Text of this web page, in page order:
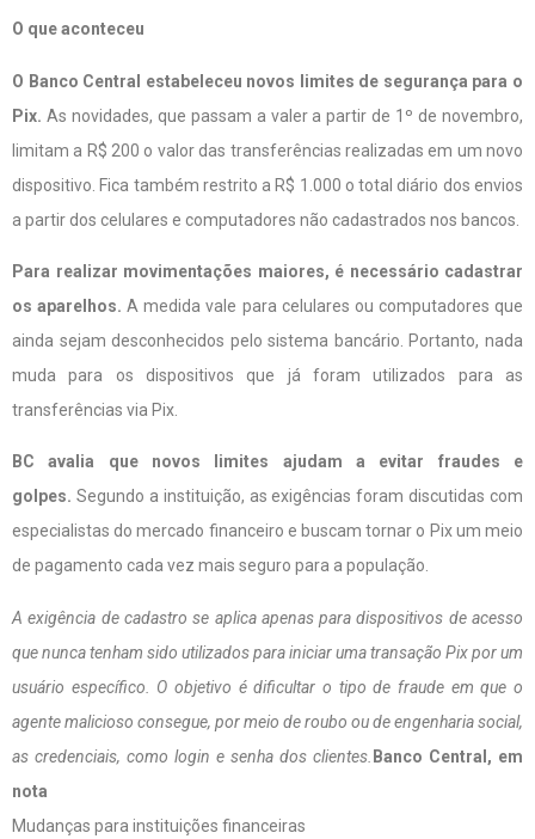
O que aconteceu
O Banco Central estabeleceu novos limites de segurança para o
Pix. As novidades, que passam a valer a partir de 1º de novembro,
limitam a R$ 200 o valor das transferências realizadas em um novo
dispositivo. Fica também restrito a R$ 1.000 o total diário dos envios
a partir dos celulares e computadores não cadastrados nos bancos.
Para realizar movimentações maiores, é necessário cadastrar
os aparelhos. A medida vale para celulares ou computadores que
ainda sejam desconhecidos pelo sistema bancário. Portanto, nada
muda para os dispositivos que já foram utilizados para as
transferências via Pix.
BC avalia que novos limites ajudam a evitar fraudes e
golpes. Segundo a instituição, as exigências foram discutidas com
especialistas do mercado financeiro e buscam tornar o Pix um meio
de pagamento cada vez mais seguro para a população.
A exigência de cadastro se aplica apenas para dispositivos de acesso
que nunca tenham sido utilizados para iniciar uma transação Pix por um
usuário específico. O objetivo é dificultar o tipo de fraude em que o
agente malicioso consegue, por meio de roubo ou de engenharia social,
as credenciais, como login e senha dos clientes. Banco Central, em
nota
Mudanças para instituições financeiras